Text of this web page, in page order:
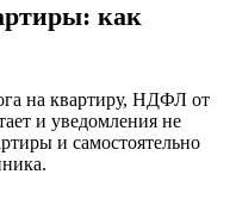
как
на квартиру, НДФЛ от
и уведомления не
и самостоятельно